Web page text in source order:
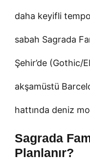
daha keyifli
sabah Sagrada
Şehir’de (Gothic/
akşamüstü
hattında deniz
Sagrada
Planlanır?